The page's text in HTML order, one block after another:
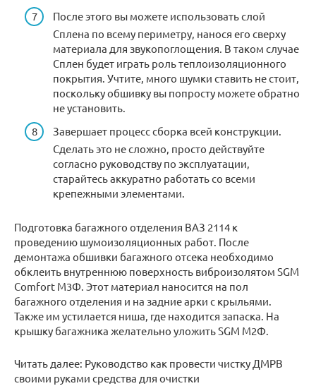
После этого вы можете использовать слой
Сплена по всему периметру, нанося его сверху
материала для звукопоглощения. В таком случае
Сплен будет играть роль теплоизоляционного
покрытия. Учтите, много шумки ставить не стоит,
поскольку обшивку вы попросту можете обратно
не установить.
Завершает процесс сборка всей конструкции.
Сделать это не сложно, просто действуйте
согласно руководству по эксплуатации,
старайтесь аккуратно работать со всеми
крепежными элементами.
Подготовка багажного отделения ВАЗ 2114 к
проведению шумоизоляционных работ. После
демонтажа обшивки багажного отсека необходимо
обклеить внутреннюю поверхность виброизолятом SGM
Comfort М3Ф. Этот материал наносится на пол
багажного отделения и на задние арки с крыльями.
Также им устилается ниша, где находится запаска. На
крышку багажника желательно уложить SGM М2Ф.
Читать далее: Руководство как провести чистку ДМРВ
своими руками средства для очистки